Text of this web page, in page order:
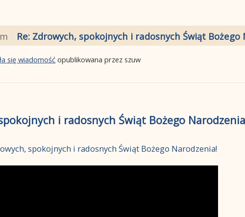
Re: Zdrowych, spokojnych i radosnych Świąt Bożego
się wiadomość opublikowana przez szuw
i radosnych Świąt Bożego
spokojnych i radosnych Świąt Bożego Narodzenia!